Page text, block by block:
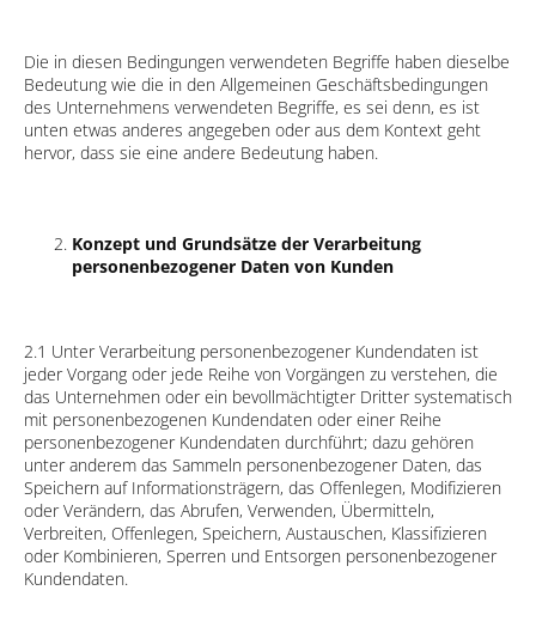
Die in diesen Bedingungen verwendeten Begriffe haben dieselbe
Bedeutung wie die in den Allgemeinen Geschäftsbedingungen
des Unternehmens verwendeten Begriffe, es sei denn, es ist
unten etwas anderes angegeben oder aus dem Kontext geht
hervor, dass sie eine andere Bedeutung haben.
Konzept und Grundsätze der Verarbeitung
personenbezogener Daten von Kunden
2.1 Unter Verarbeitung personenbezogener Kundendaten ist
jeder Vorgang oder jede Reihe von Vorgängen zu verstehen, die
das Unternehmen oder ein bevollmächtigter Dritter systematisch
mit personenbezogenen Kundendaten oder einer Reihe
personenbezogener Kundendaten durchführt; dazu gehören
unter anderem das Sammeln personenbezogener Daten, das
Speichern auf Informationsträgern, das Offenlegen, Modifizieren
oder Verändern, das Abrufen, Verwenden, Übermitteln,
Verbreiten, Offenlegen, Speichern, Austauschen, Klassifizieren
oder Kombinieren, Sperren und Entsorgen personenbezogener
Kundendaten.